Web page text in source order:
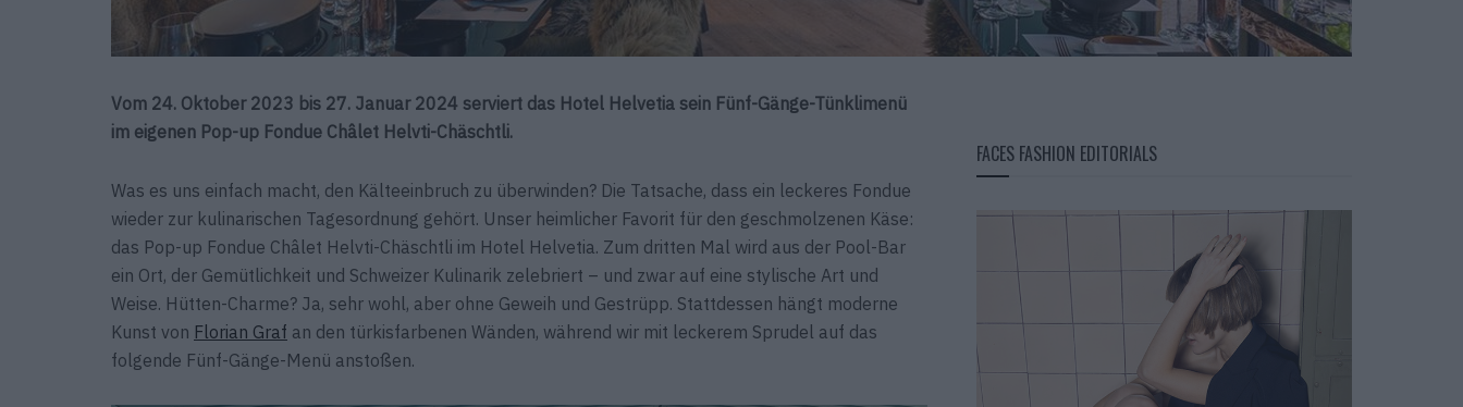
Vom 24. Oktober 2023 bis 27. Januar 2024 serviert das Hotel Helvetia sein Fünf-Gänge-Tünklimenü
im eigenen Pop-up Fondue Châlet Helvti-Chäschtli.
Was es uns einfach macht, den Kälteeinbruch zu überwinden? Die Tatsache, dass ein leckeres Fondue
wieder zur kulinarischen Tagesordnung gehört. Unser heimlicher Favorit für den geschmolzenen Käse:
das Pop-up Fondue Châlet Helvti-Chäschtli im Hotel Helvetia. Zum dritten Mal wird aus der Pool-Bar
ein Ort, der Gemütlichkeit und Schweizer Kulinarik zelebriert – und zwar auf eine stylische Art und
Weise. Hütten-Charme? Ja, sehr wohl, aber ohne Geweih und Gestrüpp. Stattdessen hängt moderne
Kunst von Florian Graf an den türkisfarbenen Wänden, während wir mit leckerem Sprudel auf das
folgende Fünf-Gänge-Menü anstoßen.
FACES FASHION EDITORIALS